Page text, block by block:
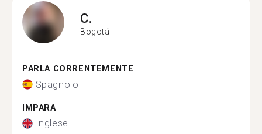
C.
Bogotá
PARLA CORRENTEMENTE
Spagnolo
IMPARA
Inglese